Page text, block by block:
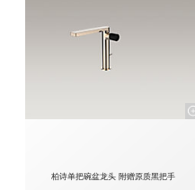
柏诗单把碗盆龙头 附赠原质黑把手